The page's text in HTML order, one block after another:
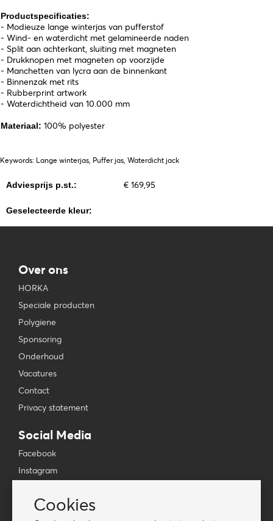
Cookies
Productspecificaties:
- Modieuze lange winterjas van pufferstof
- Wind- en waterdicht met gelamineerde naden
- Split aan achterkant, sluiting met magneten
- Drukknopen met magneten op voorzijde
- Manchetten van lycra aan de binnenkant
- Binnenzak met rits
- Rubberprint artwork
- Waterdichtheid van 10.000 mm
Materiaal: 100% polyester
Keywords: Lange winterjas, Puffer jas, Waterdicht jack
Adviesprijs p.st.: € 169,95
Geselecteerde kleur:
Over ons
HORKA
Speciale producten
Polygiene
Sponsoring
Onderhoud
Vacatures
Contact
Privacy statement
Social Media
Facebook
Instagram
TikTok